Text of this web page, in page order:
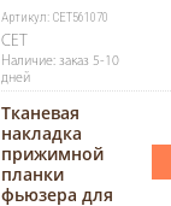
Артикул: CET561070
CET
Наличие: заказ 5-10
дней
Тканевая
накладка
прижимной
планки
фьюзера для